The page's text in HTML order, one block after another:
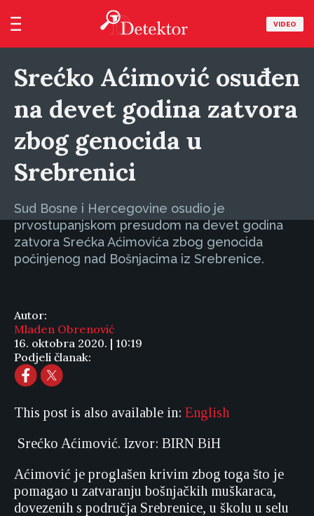
VIDEO
Srećko Aćimović osuđen
na devet godina zatvora
zbog genocida u
Srebrenici
Sud Bosne i Hercegovine osudio je
prvostupanjskom presudom na devet godina
zatvora Srećka Aćimovića zbog genocida
počinjenog nad Bošnjacima iz Srebrenice.
Autor:
Mladen Obrenović
16. oktobra 2020. | 10:19
Podjeli članak:
This post is also available in: English
Srećko Aćimović. Izvor: BIRN BiH
Aćimović je proglašen krivim zbog toga što je
pomagao u zatvaranju bošnjačkih muškaraca,
dovezenih s područja Srebrenice, u školu u selu